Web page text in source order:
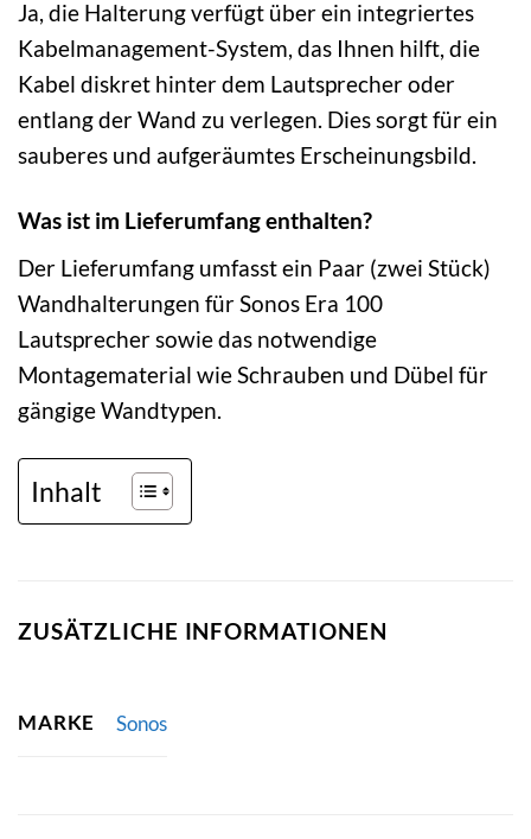
Ja, die Halterung verfügt über ein integriertes
Kabelmanagement-System, das Ihnen hilft, die
Kabel diskret hinter dem Lautsprecher oder
entlang der Wand zu verlegen. Dies sorgt für ein
sauberes und aufgeräumtes Erscheinungsbild.
Was ist im Lieferumfang enthalten?
Der Lieferumfang umfasst ein Paar (zwei Stück)
Wandhalterungen für Sonos Era 100
Lautsprecher sowie das notwendige
Montagematerial wie Schrauben und Dübel für
gängige Wandtypen.
Inhalt
ZUSÄTZLICHE INFORMATIONEN
MARKE Sonos